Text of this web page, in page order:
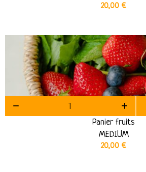
20,00 €
Panier fruits
MEDIUM
20,00 €